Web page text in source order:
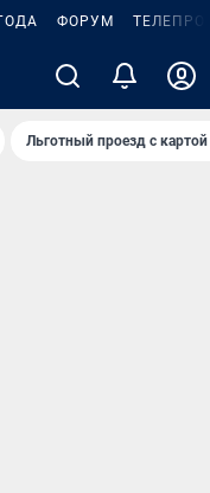
ФОРУМ
Льготный проезд с